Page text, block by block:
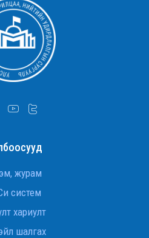
журам
систем
хариулт
шалгах